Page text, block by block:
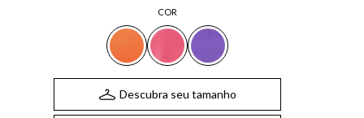
COR
Descubra seu tamanho